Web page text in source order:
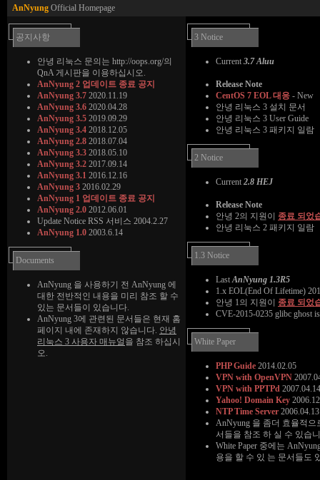
AnNyung Official Homepage
공지사항
안녕 리눅스 문의는 http://oops.org/의
QnA 게시판을 이용하십시오.
AnNyung 2 업데이트 종료 공지
AnNyung 3.7 2020.11.19
AnNyung 3.6 2020.04.28
AnNyung 3.5 2019.09.29
AnNyung 3.4 2018.12.05
AnNyung 2.8 2018.07.04
AnNyung 3.3 2018.05.10
AnNyung 3.2 2017.09.14
AnNyung 3.1 2016.12.16
AnNyung 3 2016.02.29
AnNyung 1 업데이트 종료 공지
AnNyung 2.0 2012.06.01
Update Notice RSS 서비스 2004.2.27
AnNyung 1.0 2003.6.14
Documents
AnNyung 을 사용하기 전 AnNyung 에
대한 전반적인 내용을 미리 참조 할 수
있는 문서들이 있습니다.
AnNyung 3에 관련된 문서들은 현재 홈
페이지 내에 존재하지 않습니다. 안녕
리눅스 3 사용자 매뉴얼 을 참조 하십시
오.
3 Notice
Current 3.7 Aluu
Release Note
CentOS 7 EOL 대응 - New
안녕 리눅스 3 설치 문서
안녕 리눅스 3 User Guide
안녕 리눅스 3 패키지 일람
2 Notice
Current 2.8 HEJ
Release Note
안녕 2의 지원이 종료 되었
안녕 리눅스 2 패키지 일람
1.3 Notice
LastAnNyung 1.3R5
1.x EOL(End Of Lifetime)
안녕 1의 지원이 종료 되었
CVE-2015-0235 glibc ghost
White Paper
PHP Guide 2014.02.05
VPN with OpenVPN
VPN with PPTPd 2007.04.14
Yahoo! Domain Key
NTP Time Server 2006.04.13
AnNyung 을 좀더 효율적
서들을 참조 하 실 수 있습
White Paper 중에는
용을 할 수 있 는 문서들도